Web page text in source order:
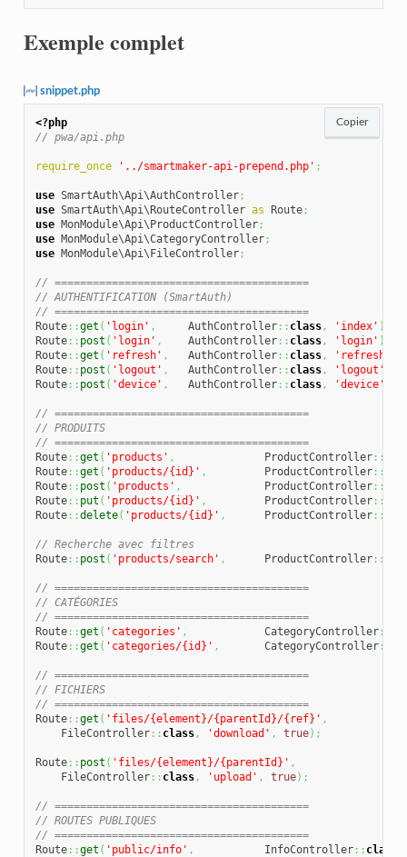
Exemple complet
snippet.php
<?php
// pwa/api.php
require_once '../smartmaker-api-prepend.php' ;
use SmartAuth\Api\AuthController;
use SmartAuth\Api\RouteController as Route;
use MonModule\Api\ProductController;
use MonModule\Api\CategoryController;
use MonModule\Api\FileController;
// ========================================
// AUTHENTIFICATION (SmartAuth)
// ========================================
Route::get ( 'login' ,
     AuthController
:: class, 'index' )
Route:: post ( 'login' ,
    AuthController
:: class, 'login' )
Route::get ( 'refresh' ,
   AuthController
:: class, 'refresh'
Route:: post ( 'logout' ,
   AuthController
:: class, 'logout'
Route:: post ( 'device' ,
   AuthController
:: class, 'device'
// ========================================
// PRODUITS
// ========================================
Route::get ( 'products' ,
              ProductController
::
Route::get ( 'products/{id}' ,
         ProductController
::
Route:: post ( 'products' ,
             ProductController
::
Route:: put ( 'products/{id}' ,
         ProductController
::
Route::delete( 'products/{id}' ,
      ProductController
::
// Recherche avec filtres
Route:: post ( 'products/search' ,
      ProductController
::
// ========================================
// CATÉGORIES
// ========================================
Route::get ( 'categories' ,
            CategoryController
::
Route::get ( 'categories/{id}' ,
       CategoryController
::
// ========================================
// FICHIERS
// ========================================
Route::get ( 'files/{element}/{parentId}/{ref}' ,
    FileController
:: class, 'download' , true) ;
Route:: post ( 'files/{element}/{parentId}' ,
    FileController
:: class, 'upload' , true) ;
// ========================================
// ROUTES PUBLIQUES
// ========================================
Route::get ( 'public/info' ,
           InfoController
:: class
Copier